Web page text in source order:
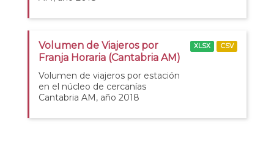
Volumen de Viajeros por
Franja Horaria (Cantabria AM)
Volumen de viajeros por estación
en el núcleo de cercanías
Cantabria AM, año 2018
XLSX CSV